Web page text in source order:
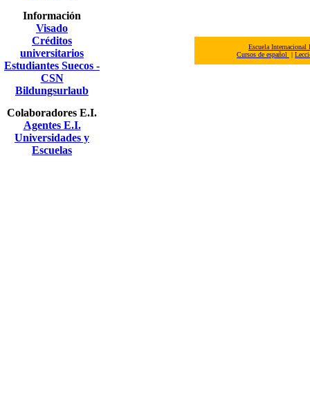
Información
Visado
Créditos
universitarios
Estudiantes Suecos -
CSN
Bildungsurlaub
Colaboradores E.I.
Agentes E.I.
Universidades y
Escuelas
Escuela
Cursos de español
|